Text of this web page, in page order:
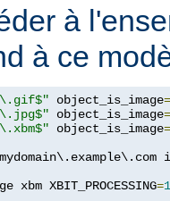
à
à ce
object_is_image=
object_is_image=
object_is_image=
XBIT_PROCESSING=1